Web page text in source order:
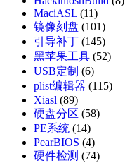
MaciASL (11)
镜像刻盘 (101)
引导补丁 (145)
黑苹果工具 (52)
USB定制 (6)
plist编辑器 (115)
Xiasl (89)
硬盘分区 (58)
PE系统 (14)
PearBIOS (4)
硬件检测 (74)